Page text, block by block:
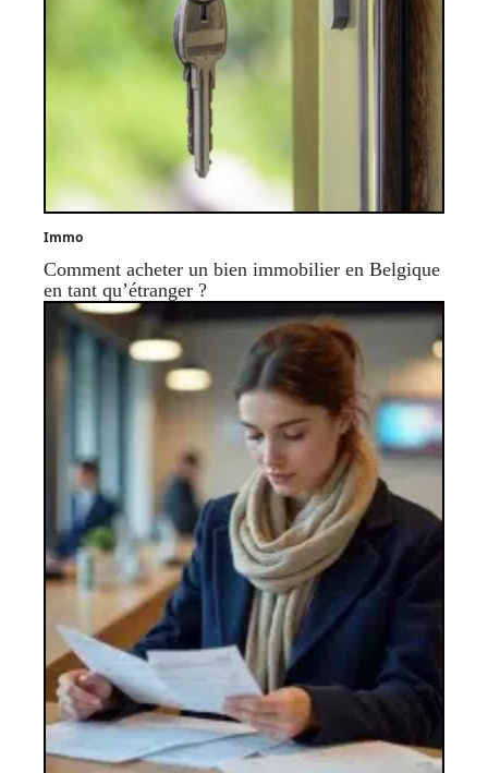
Immo
Comment acheter un bien immobilier en Belgique
en tant qu’étranger ?